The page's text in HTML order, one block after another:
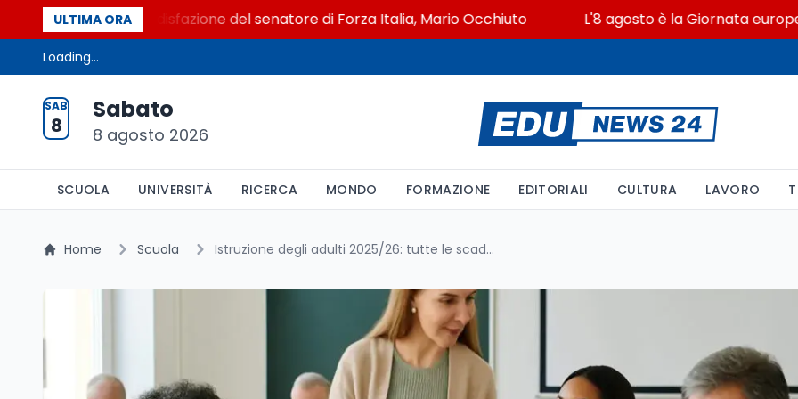
ULTIMA ORA
La soddisfazione del senatore di Forza Italia, Mario Occhiuto L'8 agosto è la Giornata europea in
Loading...
SAB
8
Sabato
8 agosto 2026
SCUOLA UNIVERSITÀ RICERCA MONDO FORMAZIONE EDITORIALI CULTURA LAVORO
Home Scuola Istruzione degli adulti 2025/26: tutte le scadenze e le indicazioni operative per i CPIA e le scuole secondarie